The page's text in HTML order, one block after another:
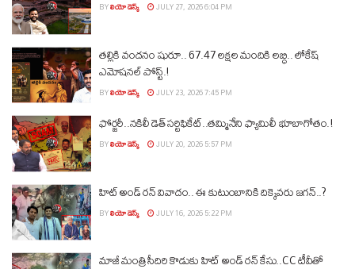
BYలియో డెస్క్ JULY 27, 2026 6:04 PM
తల్లికి వందనం షురూ.. 67.47 లక్షల మందికి లబ్ధి.. లోకేష్‌
ఎమోషనల్ పోస్ట్‌.!
BYలియో డెస్క్ JULY 23, 2026 7:45 PM
ఫోర్జరీ..నకిలీ డెత్ సర్టిఫికేట్..తమ్మినేని ఫ్యామిలీ భూబాగోతం.!
BYలియో డెస్క్ JULY 20, 2026 5:57 PM
హిట్ అండ్ రన్ వివాదం.. ఈ కుటుంబానికి దిక్కెవరు జగన్..?
BYలియో డెస్క్ JULY 16, 2026 5:22 PM
మాజీ మంత్రి సీదిరి కొడుకు హిట్ అండ్ రన్ కేసు..CC టీవీతో